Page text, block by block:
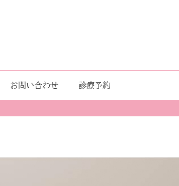
お問い合わせ 診療予約